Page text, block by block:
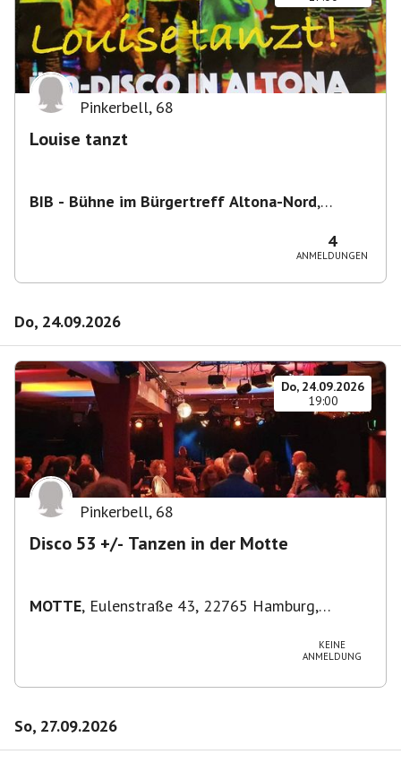
Pinkerbell, 68
Louise tanzt
BIB - Bühne im Bürgertreff Altona-Nord,
4
ANMELDUNGEN
Do, 24.09.2026
Do, 24.09.2026
19:00
Pinkerbell, 68
Disco 53 +/- Tanzen in der Motte
MOTTE, Eulenstraße 43, 22765 Hamburg,
KEINE
ANMELDUNG
So, 27.09.2026